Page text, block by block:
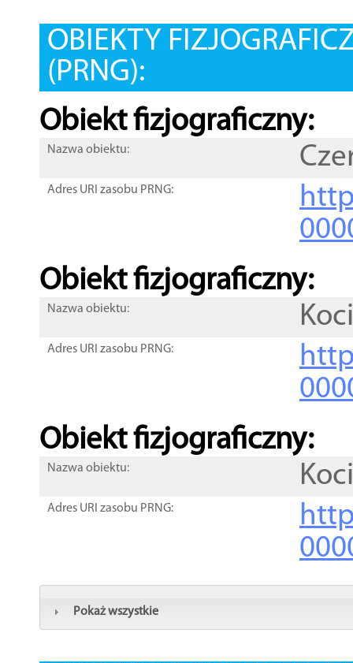
OBIEKTY
(PRNG):
Obiekt fizjograficzny:
Nazwa obiektu:
Adres URI zasobu PRNG:
Obiekt fizjograficzny:
Nazwa obiektu:
Adres URI zasobu PRNG:
Obiekt fizjograficzny:
Nazwa obiektu:
Adres URI zasobu PRNG:
Pokaż wszystkie